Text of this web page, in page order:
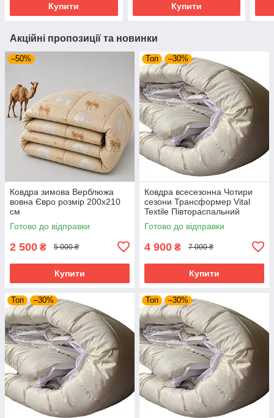
Купити Купити
Акційні пропозиції та новинки
–50%
Ковдра зимова Верблюжа
вовна Євро розмір 200х210
см
Готово до відправки
2 500 ₴ 5 000 ₴
Купити
Топ –30%
Ковдра всесезонна Чотири
сезони Трансформер Vital
Textile Півтораспальний
розмір 150х210 см
Готово до відправки
4 900 ₴ 7 000 ₴
Купити
Топ –30% Топ –30%